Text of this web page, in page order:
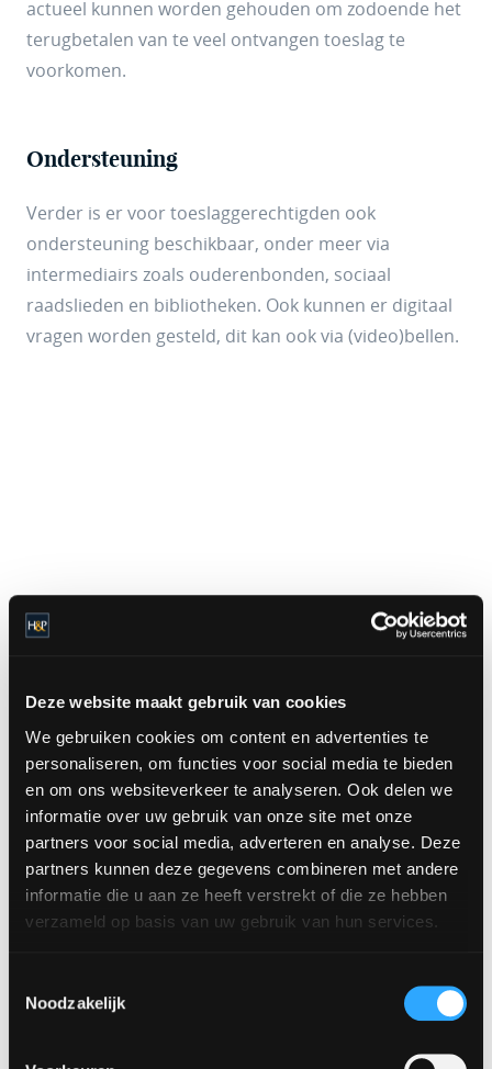
Deze website maakt gebruik van cookies
We gebruiken cookies om content en advertenties te
personaliseren, om functies voor social media te bieden
en om ons websiteverkeer te analyseren. Ook delen we
informatie over uw gebruik van onze site met onze
partners voor social media, adverteren en analyse. Deze
partners kunnen deze gegevens combineren met andere
informatie die u aan ze heeft verstrekt of die ze hebben
verzameld op basis van uw gebruik van hun services.
Noodzakelijk
actueel kunnen worden gehouden om zodoende het
terugbetalen van te veel ontvangen toeslag te
voorkomen.
Ondersteuning
Verder is er voor toeslaggerechtigden ook
ondersteuning beschikbaar, onder meer via
intermediairs zoals ouderenbonden, sociaal
raadslieden en bibliotheken. Ook kunnen er digitaal
vragen worden gesteld, dit kan ook via (video)bellen.